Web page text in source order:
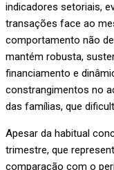
indicadores setoriais,
transações face ao
comportamento não
mantém robusta,
financiamento e
constrangimentos no
das famílias, que
Apesar da habitual
trimestre, que
comparação com o